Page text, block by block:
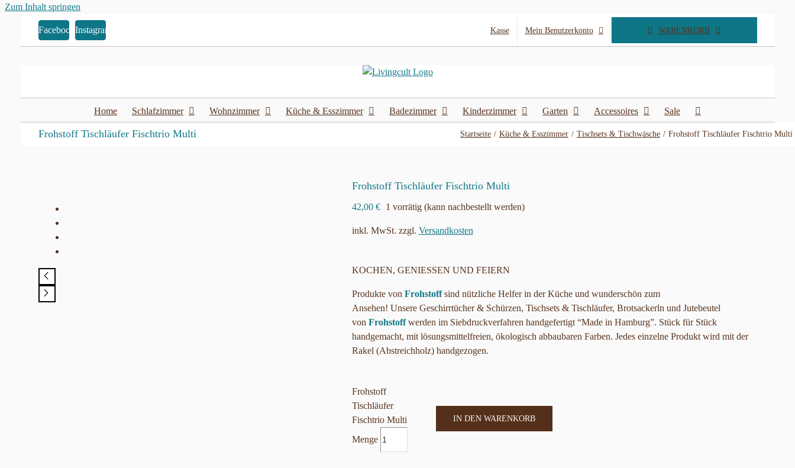
Zum Inhalt springen
Facebook Instagram Kasse Mein Benutzerkonto WARENKORB
Home Schlafzimmer Wohnzimmer Küche & Esszimmer Badezimmer Kinderzimmer Garten Accessoires Sale
Frohstoff Tischläufer Fischtrio Multi Startseite Küche & Esszimmer Tischsets & Tischwäsche Frohstoff Tischläufer Fischtrio Multi
Frohstoff Tischläufer Fischtrio Multi
42,00 € 1 vorrätig (kann nachbestellt werden)
inkl. MwSt. zzgl. Versandkosten
KOCHEN, GENIESSEN UND FEIERN
Produkte von Frohstoffsind nützliche Helfer in der Küche und wunderschön zum
Ansehen! Unsere Geschirrtücher & Schürzen, Tischsets & Tischläufer, Brotsackerln und Jutebeutel
von Frohstoffwerden im Siebdruckverfahren handgefertigt “Made in Hamburg”. Stück für Stück
handgemacht, mit lösungsmittelfreien, ökologisch abbaubaren Farben. Jedes einzelne Produkt wird mit der
Rakel (Abstreichholz) handgezogen.
Frohstoff
Tischläufer
Fischtrio Multi
Menge
IN DEN WARENKORB